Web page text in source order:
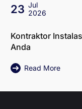
23 Jul
2026
Kontraktor
Anda
Read More